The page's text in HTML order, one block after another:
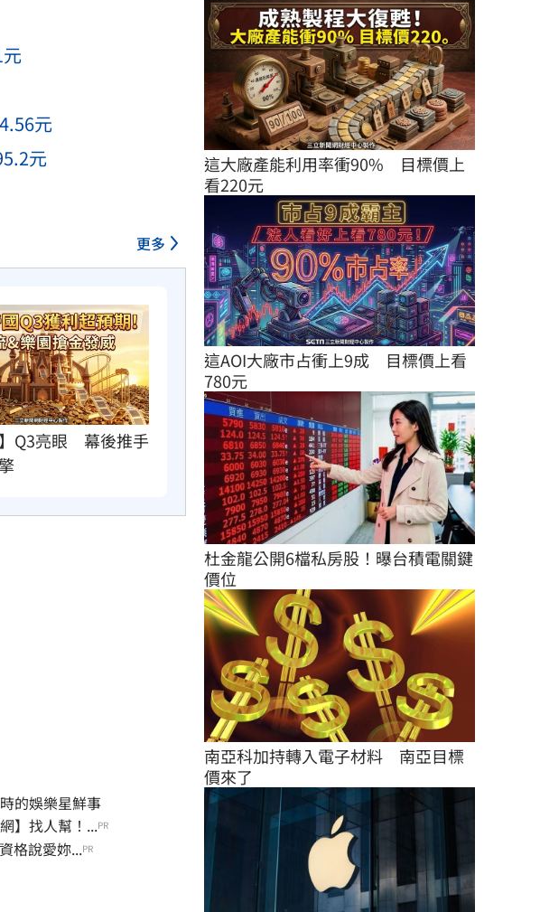
元
元
更多
】Q3亮眼　幕後推手
的娛樂星鮮事
】找人幫！...PR
格說愛妳...PR
這大廠產能利用率衝90%　目標價上
看220元
這AOI大廠市占衝上9成　目標價上看
780元
杜金龍公開6檔私房股！曝台積電關鍵
價位
南亞科加持轉入電子材料　南亞目標
價來了